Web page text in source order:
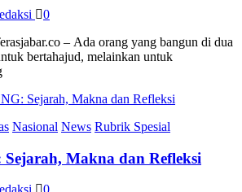
0
– Ada orang yang bangun di dua
bertahajud, melainkan untuk
Nasional News Rubrik Spesial
Makna dan Refleksi